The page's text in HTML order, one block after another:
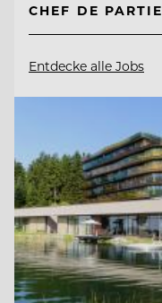
CHEF DE PARTIE
Entdecke alle Jobs